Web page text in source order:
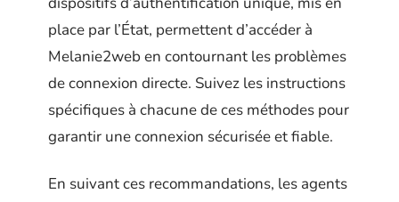
place par l’État, permettent d’accéder à
Melanie2web en contournant les problèmes
de connexion directe. Suivez les instructions
spécifiques à chacune de ces méthodes pour
garantir une connexion sécurisée et fiable.
En suivant ces recommandations, les agents